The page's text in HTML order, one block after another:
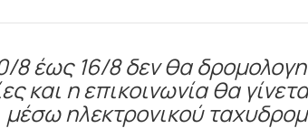
Είδατε πρόσφατα
8 έως 16/8 δεν θα
και η επικοινωνία θα
ηλεκτρονικού